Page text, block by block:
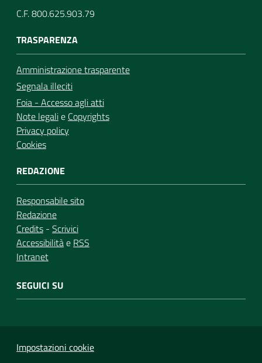
C.F. 800.625.903.79
TRASPARENZA
Amministrazione trasparente
Segnala illeciti
Foia - Accesso agli atti
Note legalie Copyrights
Privacy policy
Cookies
REDAZIONE
Responsabile sito
Redazione
Credits - Scrivici
Accessibilitàe RSS
Intranet
SEGUICI SU
Impostazioni cookie